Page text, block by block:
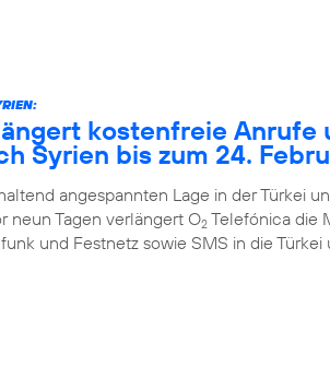
kostenfreie Anrufe
Syrien bis zum 24.
angespannten Lage in der Türkei
neun Tagen verlängert O2 Telefónica die
und Festnetz sowie SMS in die Türkei